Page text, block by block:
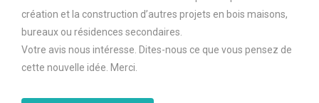
création et la construction d’autres projets en bois maisons,
bureaux ou résidences secondaires.
Votre avis nous intéresse. Dites-nous ce que vous pensez de
cette nouvelle idée. Merci.